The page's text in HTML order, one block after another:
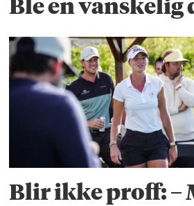
Ble en vanskelig
Blir ikke proff: –